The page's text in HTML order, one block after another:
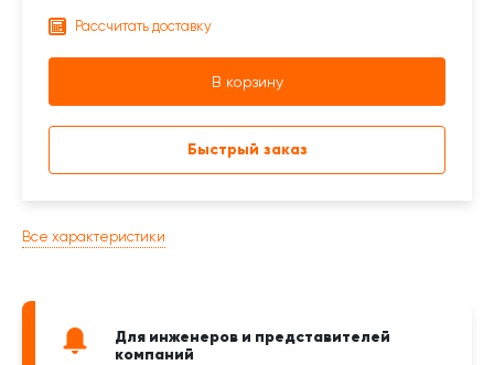
Все характеристики
Для инженеров и представителей
компаний
Рассчитать доставку
В корзину
Быстрый заказ